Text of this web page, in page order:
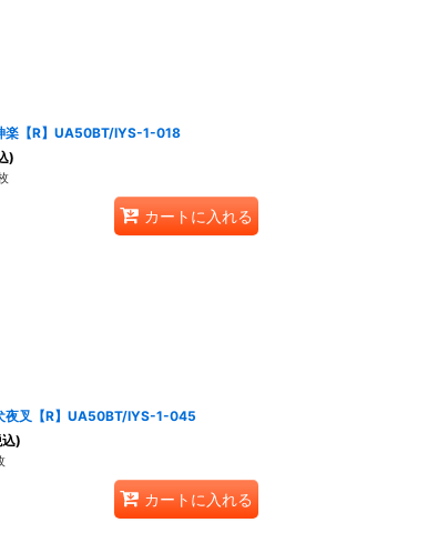
楽【R】UA50BT/IYS-1-018
)
カートに入れる
夜叉【R】UA50BT/IYS-1-045
)
カートに入れる